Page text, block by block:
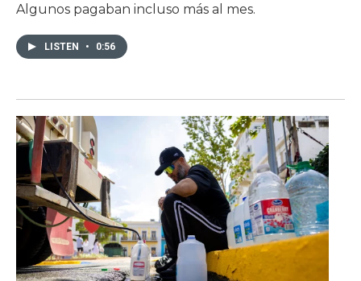
Algunos pagaban incluso más al mes.
LISTEN • 0:56